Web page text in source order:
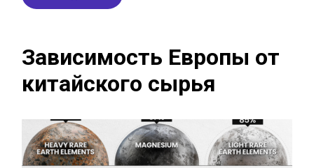
Зависимость Европы от
китайского сырья